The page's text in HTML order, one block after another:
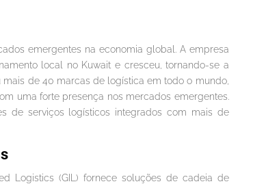
emergentes na economia global. A empresa
local no Kuwait e cresceu, tornando-se a
de 40 marcas de logística em todo o mundo,
uma forte presença nos mercados emergentes.
de serviços logísticos integrados com mais de
Logistics (GIL) fornece soluções de cadeia de